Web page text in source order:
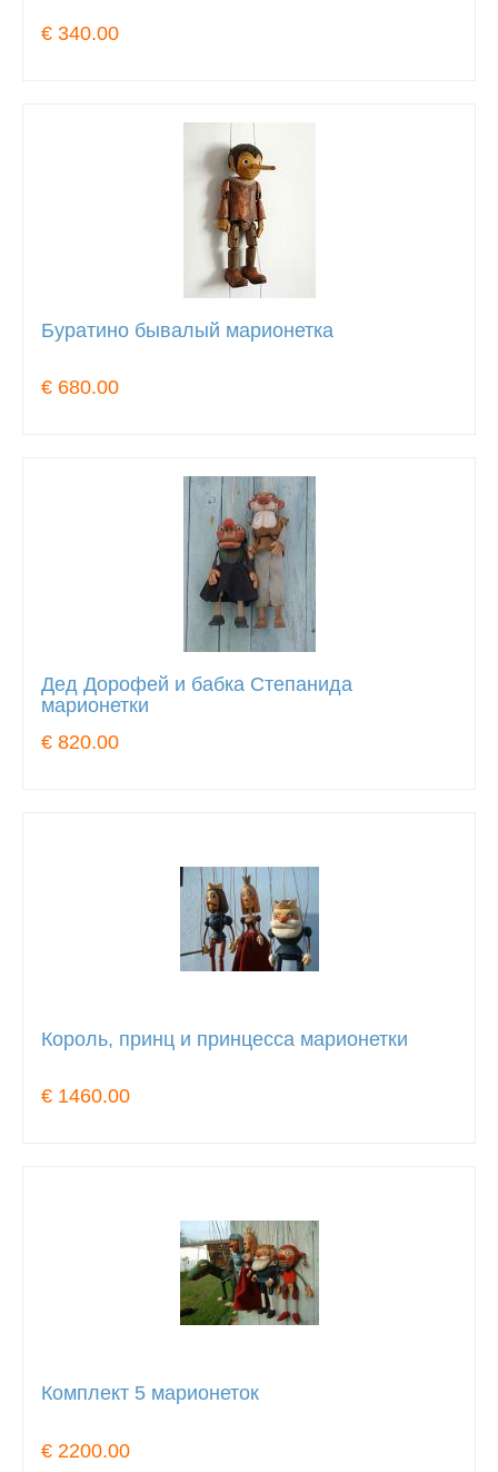
€ 340.00
Буратино бывалый марионетка
€ 680.00
Дед Дорофей и бабка Степанида
марионетки
€ 820.00
Король, принц и принцесса марионетки
€ 1460.00
Комплект 5 марионеток
€ 2200.00